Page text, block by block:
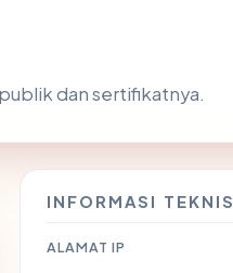
dan sertifikatnya.
INFORMASI TEKNIS
ALAMAT IP